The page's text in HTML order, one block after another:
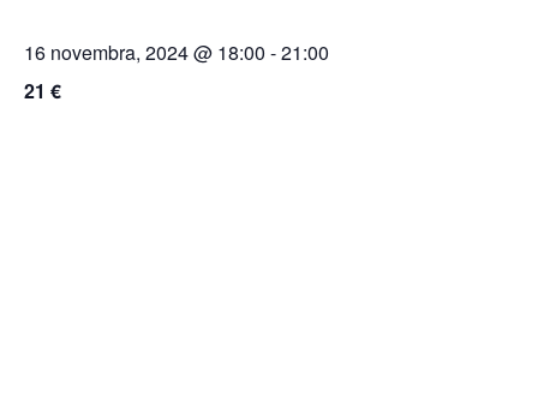
16 novembra, 2024 @ 18:00 -21:00
21 €